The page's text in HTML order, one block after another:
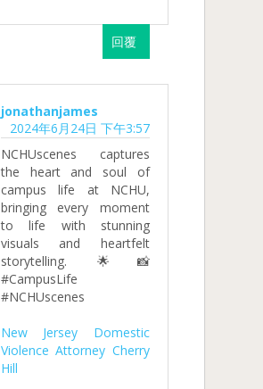
回覆
jonathanjames
2024年6月24日 下午3:57
NCHUscenes captures
the heart and soul of
campus life at NCHU,
bringing every moment
to life with stunning
visuals and heartfelt
storytelling. 🌟📸
#CampusLife
#NCHUscenes
New Jersey Domestic
Violence Attorney Cherry
Hill